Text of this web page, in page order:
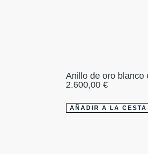
Anillo de oro blanco
2.600,00 €
AÑADIR A LA CESTA